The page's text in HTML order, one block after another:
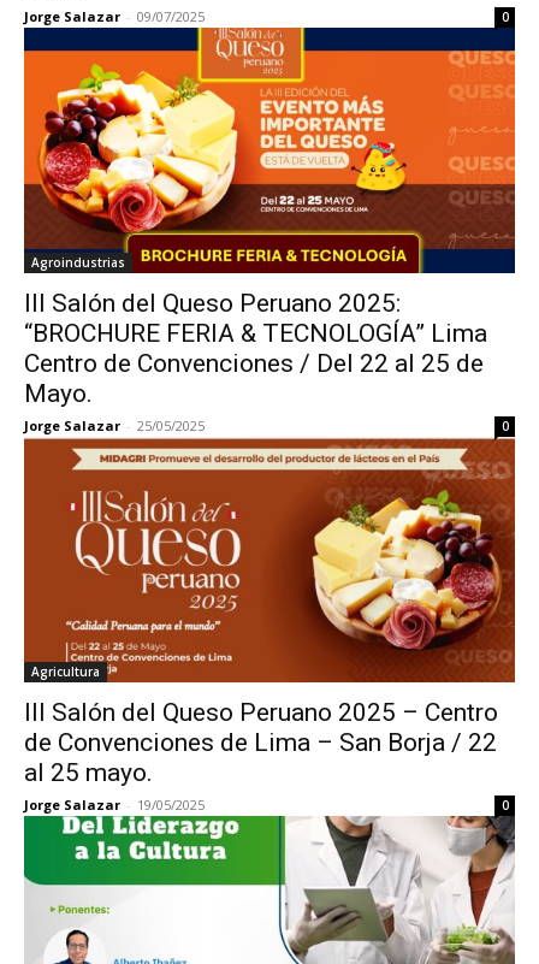
Jorge Salazar - 09/07/2025 0
Agroindustrias
III Salón del Queso Peruano 2025:
“BROCHURE FERIA & TECNOLOGÍA” Lima
Centro de Convenciones / Del 22 al 25 de
Mayo.
Jorge Salazar - 25/05/2025 0
Agricultura
III Salón del Queso Peruano 2025 – Centro
de Convenciones de Lima – San Borja / 22
al 25 mayo.
Jorge Salazar - 19/05/2025 0